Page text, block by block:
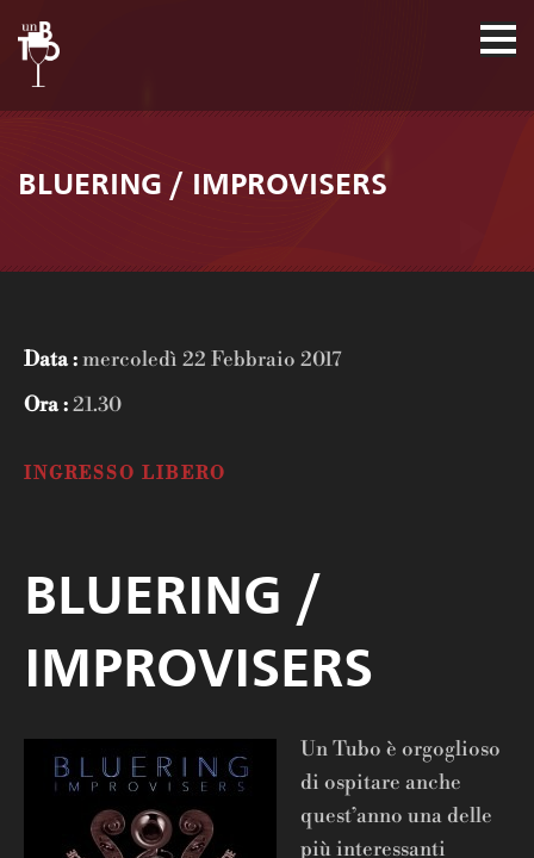
BLUERING / IMPROVISERS
Data :mercoledì 22 Febbraio 2017
Ora :21.30
INGRESSO LIBERO
BLUERING /
IMPROVISERS
Un Tubo è orgoglioso
di ospitare anche
quest’anno una delle
più interessanti